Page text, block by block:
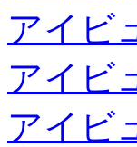
アイビ
アイビ
アイビ